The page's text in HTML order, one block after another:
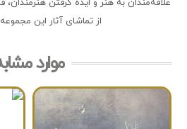
علاقه‌مندان به هنر و ایده گرفتن هنرمندان،
از تماشای آثار این
موارد